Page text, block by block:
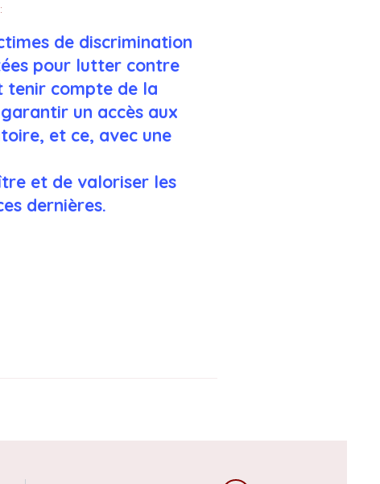
de discrimination
pour lutter contre
tenir compte de la
un accès aux
et ce, avec une
et de valoriser les
dernières.